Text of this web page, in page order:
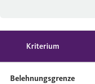
Kriterium
Belehnungsgrenze